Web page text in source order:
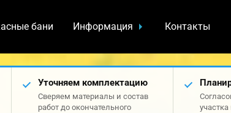
бани Информация Контакты
Уточняем комплектацию
Сверяем материалы и состав
работ до окончательного